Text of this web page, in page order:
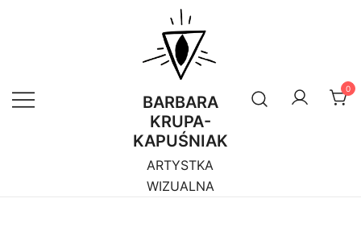
BARBARA
KRUPA-
KAPUŚNIAK
ARTYSTKA
WIZUALNA
0